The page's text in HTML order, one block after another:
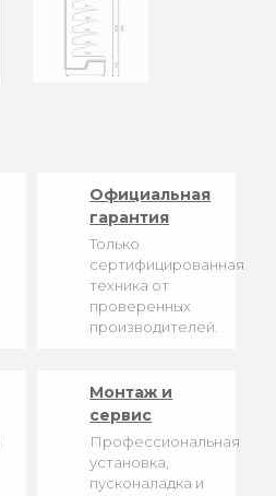
Официальная
гарантия
Только
сертифицированная
техника от
проверенных
производителей.
Монтаж и
сервис
Профессиональная
установка,
пусконаладка и